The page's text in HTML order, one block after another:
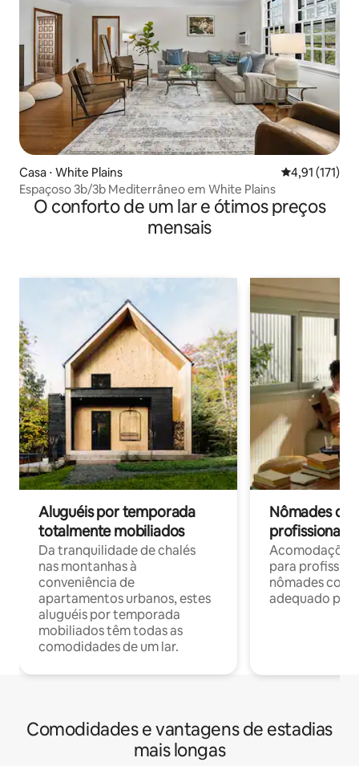
Casa ⋅ White Plains 4,91 de uma
4,91 (171)
Espaçoso 3b/3b Mediterrâneo em White Plains
O conforto de um lar e ótimos preços
mensais
Aluguéis por temporada
totalmente mobiliados
Da tranquilidade de chalés
nas montanhas à
conveniência de
apartamentos urbanos, estes
aluguéis por temporada
mobiliados têm todas as
comodidades de um lar.
Nômades
profissionais
para
nômades com
adequado
Comodidades e vantagens de estadias
mais longas